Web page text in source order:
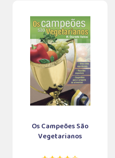
Os Campeões São
Vegetarianos